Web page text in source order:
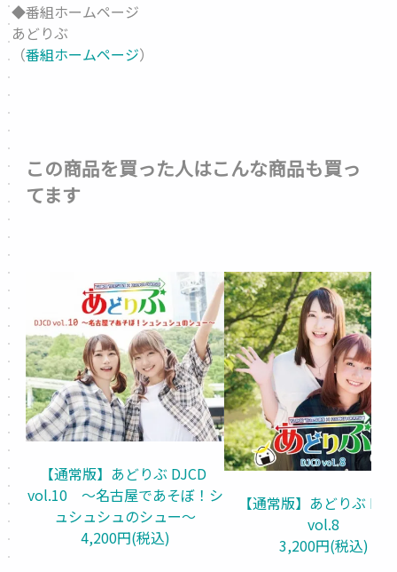
◆番組ホームページ
あどりぶ
（番組ホームページ）
この商品を買った人はこんな商品も買っ
てます
【通常版】あどりぶ DJCD
vol.10　～名古屋であそぼ！シ
ュシュシュのシュー～
4,200円(税込)
【通常版】あどりぶ
vol.8
3,200円(税込)